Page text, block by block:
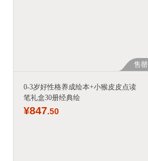
售罄
0-3岁好性格养成绘本+小猴皮皮点读
笔礼盒30册经典绘
¥847.50